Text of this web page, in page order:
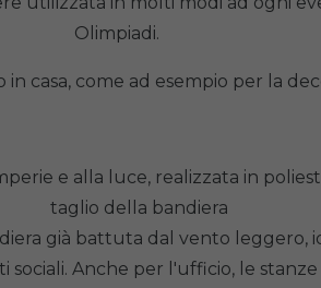
Olimpiadi.
casa, come ad esempio per la
e alla luce, realizzata in
taglio della bandiera
già battuta dal vento leggero,
sociali. Anche per l'ufficio, le